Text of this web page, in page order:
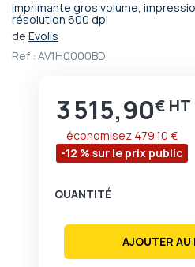
Imprimante gros volume,
résolution 600 dpi
de Evolis
Ref : AV1H0000BD
Prix
3 515,90€
-12 % sur le prix public
économisez 479,10 €
QUANTITÉ
AJOUTER AU
Passer
au
de
d’images